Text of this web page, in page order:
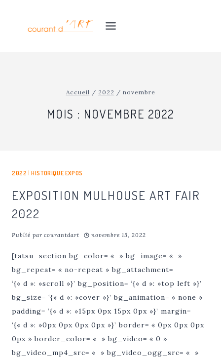
contenu
Accueil / 2022 / novembre
MOIS : NOVEMBRE 2022
2022 |HISTORIQUE EXPOS
EXPOSITION MULHOUSE ART FAIR
2022
Publié par courantdart novembre 15, 2022
[tatsu_section bg_color= « » bg_image= « »
bg_repeat= « no-repeat » bg_attachment=
‘{« d »: »scroll »}’ bg_position= ‘{« d »: »top left »}’
bg_size= ‘{« d »: »cover »}’ bg_animation= « none »
padding= ‘{« d »: »15px 0px 15px 0px »}’ margin=
‘{« d »: »0px 0px 0px 0px »}’ border= « 0px 0px 0px
0px » border_color= « » bg_video= « 0 »
bg_video_mp4_src= « » bg_video_ogg_src= « »